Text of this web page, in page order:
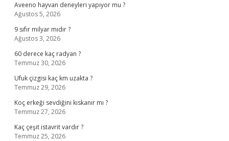
Aveeno hayvan deneyleri yapıyor mu ?
Ağustos 5, 2026
9 sıfır milyar mıdır ?
Ağustos 3, 2026
60 derece kaç radyan ?
Temmuz 30, 2026
Ufuk çizgisi kaç km uzakta ?
Temmuz 29, 2026
Koç erkeği sevdiğini kıskanır mı ?
Temmuz 27, 2026
Kaç çeşit istavrit vardır ?
Temmuz 25, 2026